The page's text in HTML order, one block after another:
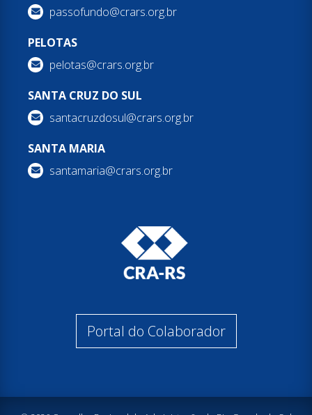
passofundo@crars.org.br
PELOTAS
pelotas@crars.org.br
SANTA CRUZ DO SUL
santacruzdosul@crars.org.br
SANTA MARIA
santamaria@crars.org.br
Portal do Colaborador